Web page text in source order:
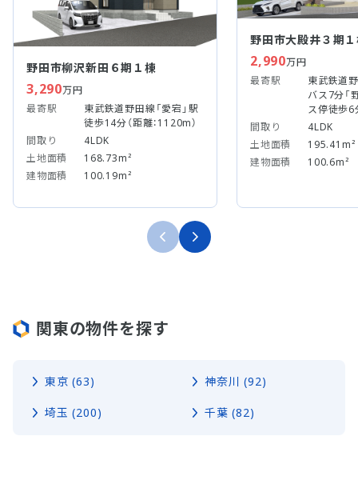
野田市柳沢新田６期１棟
3,290万円
最寄駅
東武鉄道野田線「愛宕」駅
徒歩14分（距離：1120m）
間取り
4LDK
土地面積
168.73m²
建物面積
100.19m²
野田市大殿井３期
2,990万円
最寄駅
東武鉄道
バス7分「
ス停徒歩6
間取り
4LDK
土地面積
195.41m²
建物面積
100.6m²
関東の物件を探す
東京 (63) 神奈川 (92)
埼玉 (200) 千葉 (82)